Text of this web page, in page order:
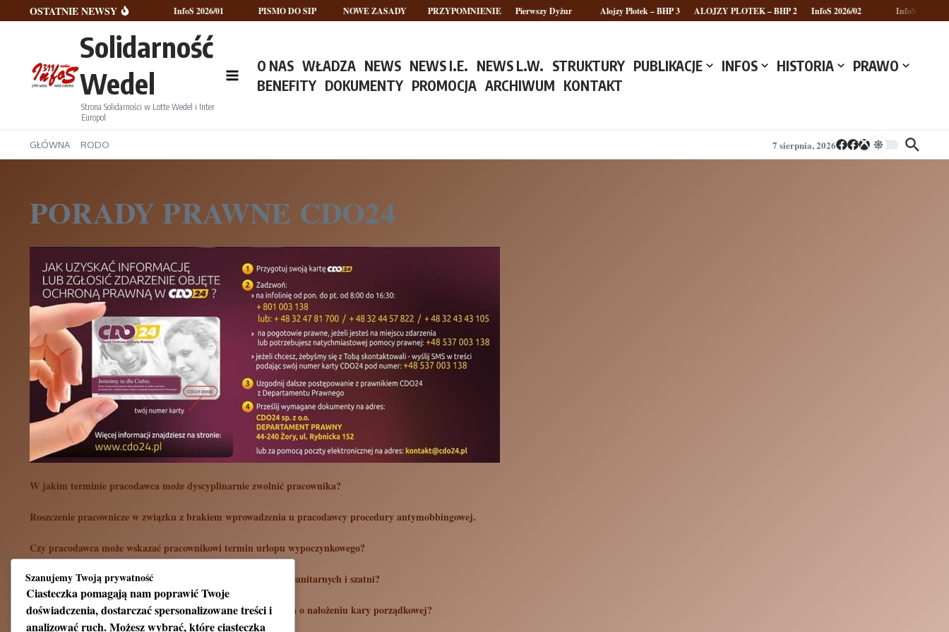
Przejdź do treści
OSTATNIE NEWSY
InfoS 2026/02 InfoS 2026/01 PISMO DO SIP NOWE ZASADY PRZYPOMNIENIE Pierwszy Dyżur Alojzy Plotek – BHP 3 ALOJZY PLOTEK – BHP 2 InfoS 2026/02 InfoS 2026/01
Solidarność
Wedel
Strona Solidarności w Lotte Wedel i Inter
Europol
O NAS WŁADZA NEWS NEWS I.E. NEWS L.W. STRUKTURY PUBLIKACJE INFOS HISTORIA
PRAWO
BENEFITY DOKUMENTY PROMOCJA ARCHIWUM KONTAKT
GŁÓWNA RODO 7 sierpnia, 2026
PORADY PRAWNE CDO24
W jakim terminie pracodawca może dyscyplinarnie zwolnić pracownika?
Roszczenie pracownicze w związku z brakiem wprowadzenia u pracodawcy procedury antymobbingowej.
Czy pracodawca może wskazać pracownikowi termin urlopu wypoczynkowego?
Czy pracodawca może założyć monitoring w pomieszczeniach sanitarnych i szatni?
W jakiej formie pracodawca powinien zawiadomić pracownika o nałożeniu kary porządkowej?
Szanujemy Twoją prywatność
Ciasteczka pomagają nam poprawić Twoje
doświadczenia, dostarczać spersonalizowane treści i
analizować ruch. Możesz wybrać, które ciasteczka